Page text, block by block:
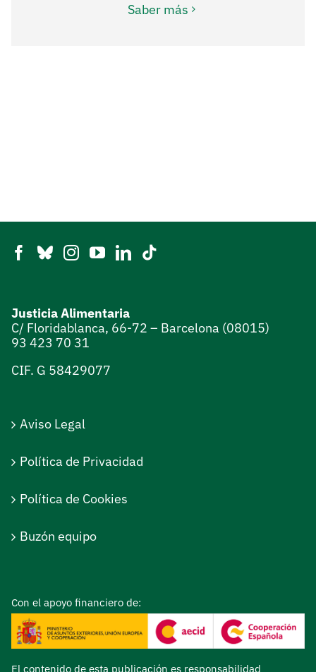
Saber más
Justicia Alimentaria
C/ Floridablanca, 66-72 – Barcelona (08015)
93 423 70 31
CIF. G 58429077
Aviso Legal
Política de Privacidad
Política de Cookies
Buzón equipo
Con el apoyo financiero de:
El contenido de esta publicación es responsabilidad